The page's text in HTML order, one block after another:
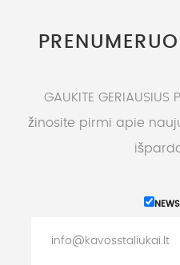
GAUKITE GERIAUSIUS
žinosite pirmi apie